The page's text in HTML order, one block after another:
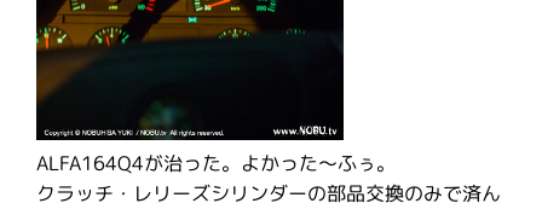
ALFA164Q4が治った。よかった〜ふぅ。
クラッチ・レリーズシリンダーの部品交換のみで済ん